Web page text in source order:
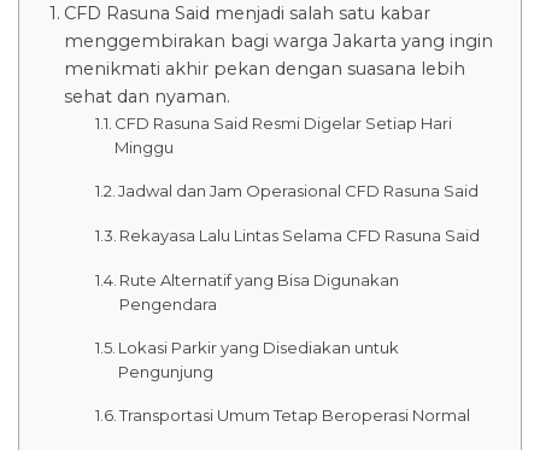
CFD Rasuna Said menjadi salah satu kabar
menggembirakan bagi warga Jakarta yang ingin
menikmati akhir pekan dengan suasana lebih
sehat dan nyaman.
CFD Rasuna Said Resmi Digelar Setiap Hari
Minggu
Jadwal dan Jam Operasional CFD Rasuna Said
Rekayasa Lalu Lintas Selama CFD Rasuna Said
Rute Alternatif yang Bisa Digunakan
Pengendara
Lokasi Parkir yang Disediakan untuk
Pengunjung
Transportasi Umum Tetap Beroperasi Normal